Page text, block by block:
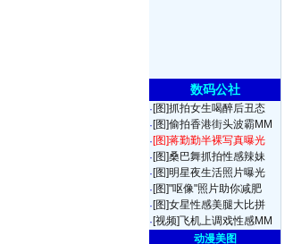
数码公社
· [图]抓拍女生喝醉后丑态
· [图]偷拍香港街头波霸MM
·[图]蒋勤勤半裸写真曝光
· [图]桑巴舞抓拍性感辣妹
· [图]明星夜生活照片曝光
· [图]"呕像"照片助你减肥
· [图]女星性感美腿大比拼
· [视频]飞机上调戏性感MM
动漫美图